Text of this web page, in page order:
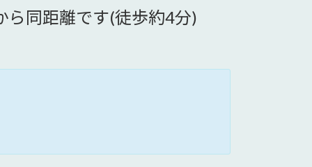
ら同距離です(徒歩約4分)